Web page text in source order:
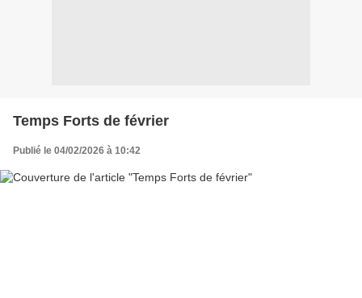
Temps Forts de février
Publié le 04/02/2026 à 10:42